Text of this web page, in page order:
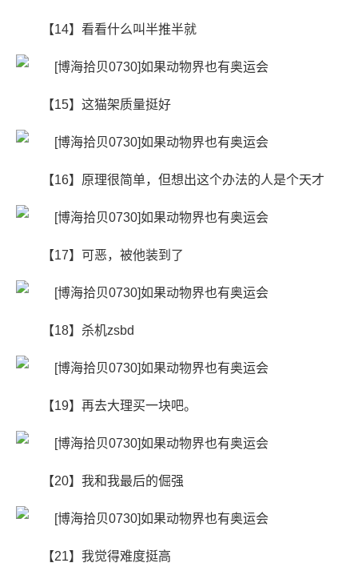
【14】看看什么叫半推半就
【15】这猫架质量挺好
【16】原理很简单，但想出这个办法的人是个天才
【17】可恶，被他装到了
【18】杀机zsbd
【19】再去大理买一块吧。
【20】我和我最后的倔强
【21】我觉得难度挺高